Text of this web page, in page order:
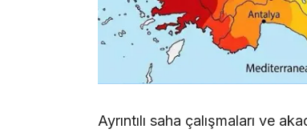
Ayrıntılı saha çalışmaları ve